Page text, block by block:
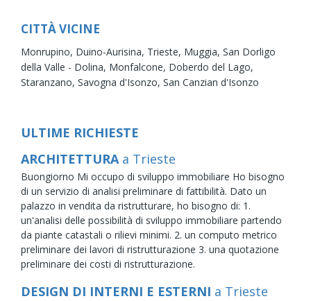
CITTÀ VICINE
Monrupino, Duino-Aurisina, Trieste, Muggia, San Dorligo
della Valle - Dolina, Monfalcone, Doberdo del Lago,
Staranzano, Savogna d'Isonzo, San Canzian d'Isonzo
ULTIME RICHIESTE
ARCHITETTURA a Trieste
Buongiorno Mi occupo di sviluppo immobiliare Ho bisogno
di un servizio di analisi preliminare di fattibilità. Dato un
palazzo in vendita da ristrutturare, ho bisogno di: 1.
un'analisi delle possibilità di sviluppo immobiliare partendo
da piante catastali o rilievi minimi. 2. un computo metrico
preliminare dei lavori di ristrutturazione 3. una quotazione
preliminare dei costi di ristrutturazione.
DESIGN DI INTERNI E ESTERNI a Trieste